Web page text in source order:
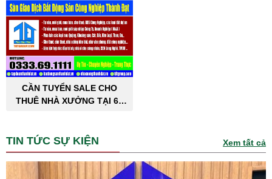
CẦN TUYỂN SALE CHO
THUÊ NHÀ XƯỞNG TẠI 63
TIN TỨC SỰ KIỆN Xem tất cả